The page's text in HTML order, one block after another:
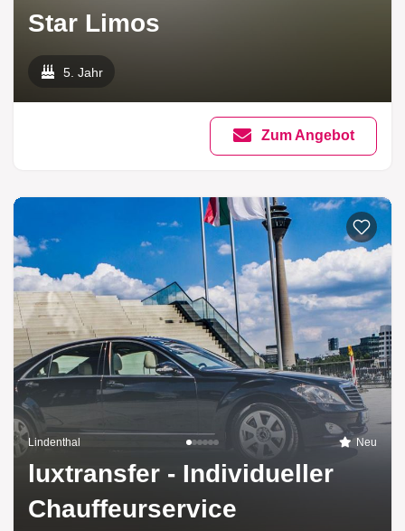
Star Limos
5. Jahr
Zum Angebot
Lindenthal Neu
luxtransfer - Individueller
Chauffeurservice